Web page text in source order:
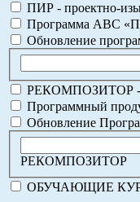
ПИР - проектно-
Программа АВС
Обновление
РЕКОМПОЗИТОР -
Программный
Обновление
РЕКОМПОЗИТОР
ОБУЧАЮЩИЕ